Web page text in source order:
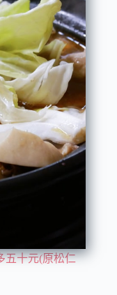
五十元(原松仁